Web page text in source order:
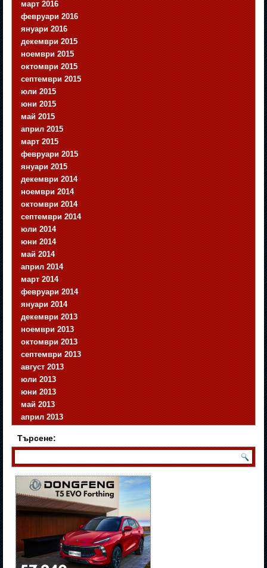
март 2016
февруари 2016
януари 2016
декември 2015
ноември 2015
октомври 2015
септември 2015
юли 2015
юни 2015
май 2015
април 2015
март 2015
февруари 2015
януари 2015
декември 2014
ноември 2014
октомври 2014
септември 2014
юли 2014
юни 2014
май 2014
април 2014
март 2014
февруари 2014
януари 2014
декември 2013
ноември 2013
октомври 2013
септември 2013
август 2013
юли 2013
юни 2013
май 2013
април 2013
Търсене: